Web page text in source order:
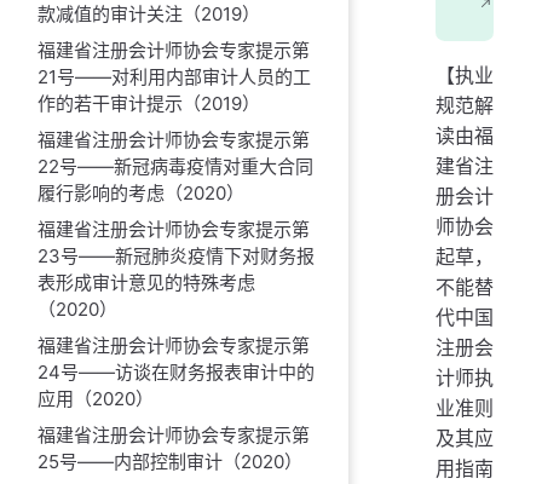
款减值的审计关注（2019）
福建省注册会计师协会专家提示第
21号——对利用内部审计人员的工
作的若干审计提示（2019）
福建省注册会计师协会专家提示第
22号——新冠病毒疫情对重大合同
履行影响的考虑（2020）
福建省注册会计师协会专家提示第
23号——新冠肺炎疫情下对财务报
表形成审计意见的特殊考虑
（2020）
福建省注册会计师协会专家提示第
24号——访谈在财务报表审计中的
应用（2020）
福建省注册会计师协会专家提示第
25号——内部控制审计（2020）
【执业
规范解
读由福
建省注
册会计
师协会
起草，
不能替
代中国
注册会
计师执
业准则
及其应
用指南